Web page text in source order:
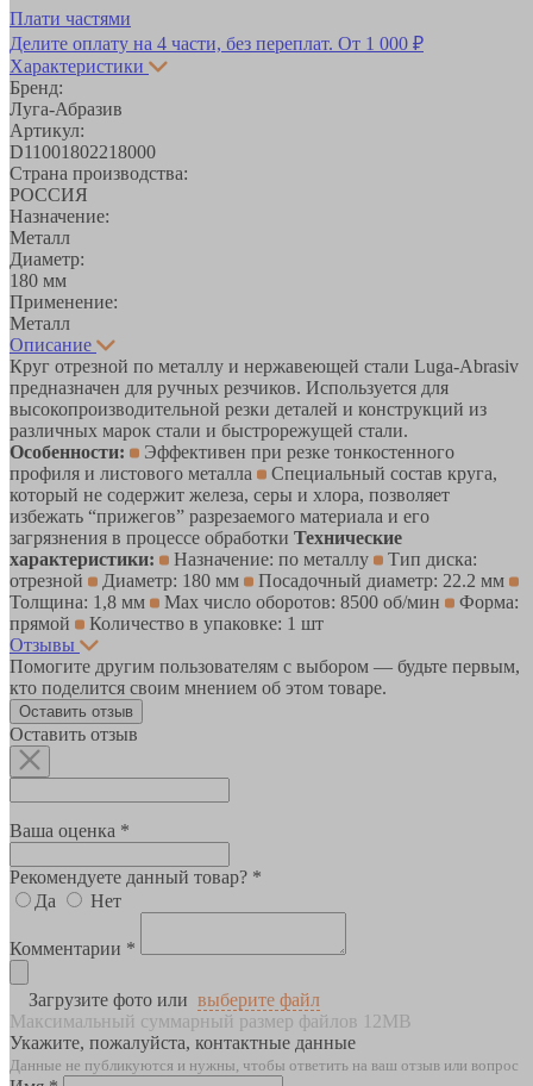
Плати частями
Делите оплату на 4 части, без переплат. От 1 000 ₽
Характеристики
Бренд:
Луга-Абразив
Артикул:
D11001802218000
Страна производства:
РОССИЯ
Назначение:
Металл
Диаметр:
180 мм
Применение:
Металл
Описание
Круг отрезной по металлу и нержавеющей стали Luga-Abrasiv
предназначен для ручных резчиков. Используется для
высокопроизводительной резки деталей и конструкций из
различных марок стали и быстрорежущей стали.
Особенности:
Эффективен при резке тонкостенного
профиля и листового металла
Специальный состав круга,
который не содержит железа, серы и хлора, позволяет
избежать “прижегов” разрезаемого материала и его
загрязнения в процессе обработки Технические
характеристики:
Назначение: по металлу
Тип диска:
отрезной
Диаметр: 180 мм
Посадочный диаметр: 22.2 мм
Толщина: 1,8 мм
Max число оборотов: 8500 об/мин
Форма:
прямой
Количество в упаковке: 1 шт
Отзывы
Помогите другим пользователям с выбором — будьте первым,
кто поделится своим мнением об этом товаре.
Оставить отзыв
Оставить отзыв
Ваша оценка *
Рекомендуете данный товар? *
Да
Нет
Комментарии *
Загрузите фото или выберите файл
Максимальный суммарный размер файлов 12MB
Укажите, пожалуйста, контактные данные
Данные не публикуются и нужны, чтобы ответить на ваш отзыв или вопрос